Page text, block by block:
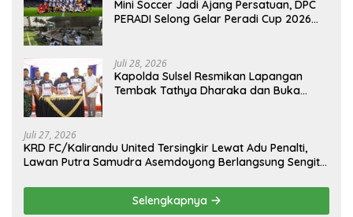
Mini Soccer Jadi Ajang Persatuan, DPC
PERADI Selong Gelar Peradi Cup 2026
Juli 28, 2026
Kapolda Sulsel Resmikan Lapangan
Tembak Tathya Dharaka dan Buka
Juli 27, 2026
KRD FC/Kalirandu United Tersingkir Lewat Adu Penalti,
Lawan Putra Samudra Asemdoyong Berlangsung Sengit
Selengkapnya